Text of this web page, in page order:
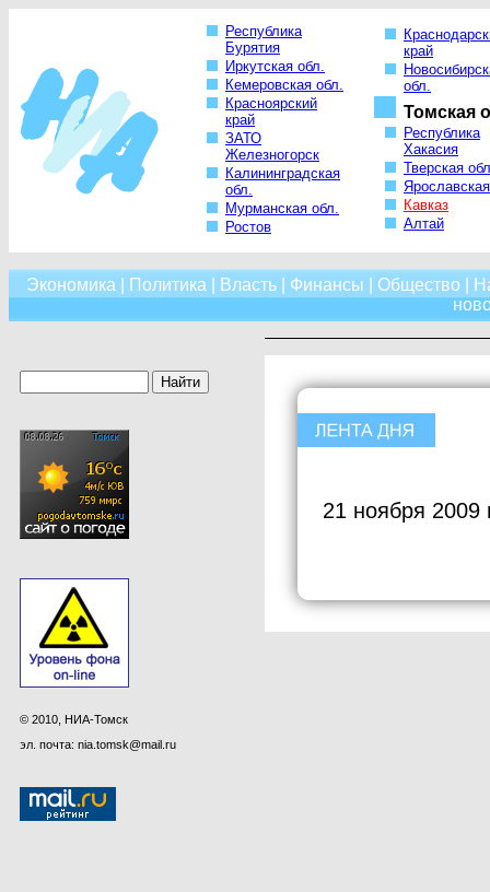
Республика
Бурятия
Иркутская обл.
Кемеровская обл.
Красноярский
край
ЗАТО
Железногорск
Калининградская
обл.
Мурманская обл.
Ростов
край
обл.
Томская
Республика
Хакасия
Тверская
Кавказ
Алтай
Экономика Политика Власть| Финансы Общество
© 2010, НИА-Томск
эл. почта: nia.tomsk@mail.ru
21 ноября 2009